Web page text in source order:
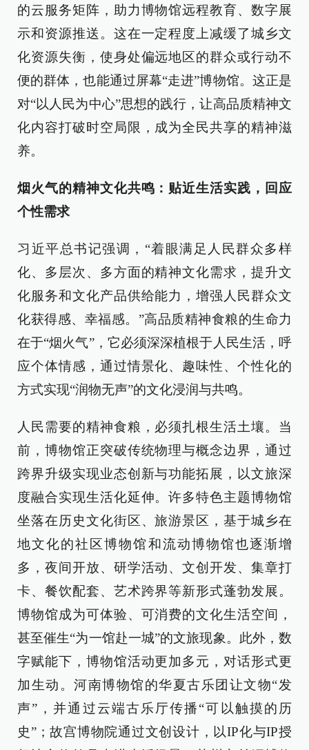
的云服务矩阵，助力博物馆远程教育、数字展
示和资源推送。这在一定程度上减缓了城乡文
化资源失衡，使身处偏远地区的群众或行动不
便的群体，也能通过屏幕“走进”博物馆。这正是
对“以人民为中心”思想的践行，让高品质精神文
化内容打破时空局限，成为全民共享的精神滋
养。
烟火气的精神文化共鸣：贴近生活实践，回应
个性需求
习近平总书记强调，“着眼满足人民群众多样
化、多层次、多方面的精神文化需求，提升文
化服务和文化产品供给能力，增强人民群众文
化获得感、幸福感。”高品质精神食粮的生命力
在于“烟火气”，它必须深深植根于人民生活，呼
应个体情感，通过情景化、趣味性、个性化的
方式实现“润物无声”的文化浸润与共鸣。
人民需要的精神食粮，必须扎根生活土壤。当
前，博物馆正突破传统物理与概念边界，通过
跨界升级实现业态创新与功能拓展，以文旅深
度融合实现生活化延伸。许多特色主题博物馆
坐落在历史文化街区、旅游景区，基于城乡在
地文化的社区博物馆和流动博物馆也逐渐增
多，夜间开放、研学活动、文创开发、集章打
卡、餐饮配套、艺术跨界等新形式蓬勃发展。
博物馆成为可体验、可消费的文化生活空间，
甚至催生“为一馆赴一城”的文旅现象。此外，数
字赋能下，博物馆活动更加多元，对话形式更
加生动。河南博物馆的华夏古乐团让文物“发
声”，并通过云端古乐厅传播“可以触摸的历
史”；故宫博物院通过文创设计，以IP化与IP授